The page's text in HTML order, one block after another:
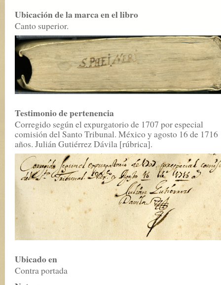
Ubicación de la marca en el libro
Canto superior.
Testimonio de pertenencia
Corregido según el expurgatorio de 1707 por especial
comisión del Santo Tribunal. México y agosto 16 de 1716
años. Julián Gutiérrez Dávila [rúbrica].
Ubicado en
Contra portada